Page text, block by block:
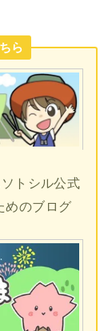
ら
トシル公式
めのブログ